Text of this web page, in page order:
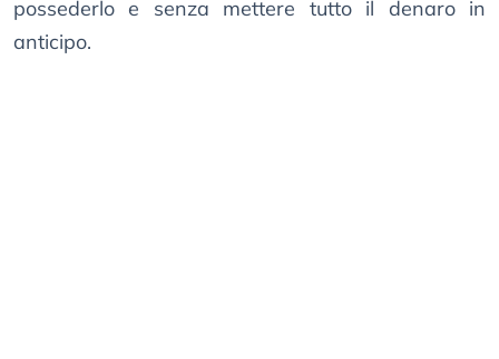
possederlo e senza mettere tutto il denaro in
anticipo.